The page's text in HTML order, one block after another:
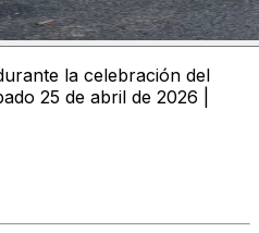
la celebración del
25 de abril de 2026 |